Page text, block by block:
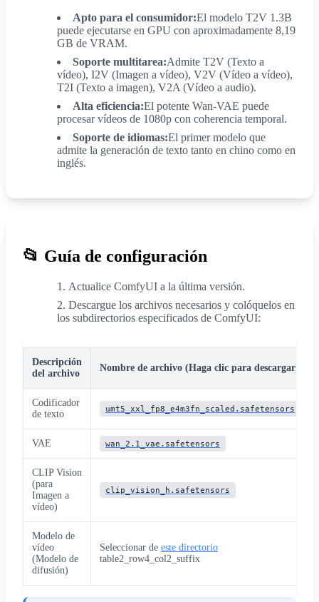
Apto para el consumidor:El modelo T2V 1.3B
puede ejecutarse en GPU con aproximadamente 8,19
GB de VRAM.
Soporte multitarea:Admite T2V (Texto a
vídeo), I2V (Imagen a vídeo), V2V (Vídeo a vídeo),
T2I (Texto a imagen), V2A (Vídeo a audio).
Alta eficiencia:El potente Wan-VAE puede
procesar vídeos de 1080p con coherencia temporal.
Soporte de idiomas:El primer modelo que
admite la generación de texto tanto en chino como en
inglés.
📂 Guía de configuración
Actualice ComfyUI a la última versión.
Descargue los archivos necesarios y colóquelos en
los subdirectorios especificados de ComfyUI:
Descripción
del archivo
Nombre de archivo (Haga clic para descargar)
Codificador
de texto
umt5_xxl_fp8_e4m3fn_scaled.safetensors
VAE wan_2.1_vae.safetensors
CLIP Vision
(para
Imagen a
vídeo)
clip_vision_h.safetensors
Modelo de
vídeo
(Modelo de
difusión)
Seleccionar de este directorio
table2_row4_col2_suffix